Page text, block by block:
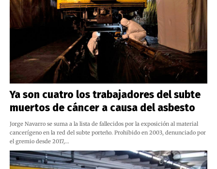
Ya son cuatro los trabajadores del subte
muertos de cáncer a causa del asbesto
Jorge Navarro se suma a la lista de fallecidos por la exposición al material
cancerígeno en la red del subte porteño. Prohibido en 2003, denunciado por
el gremio desde 2017,…